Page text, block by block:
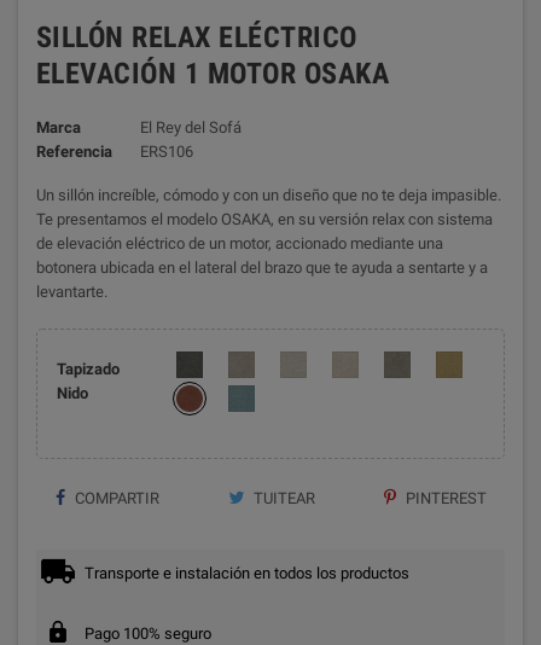
SILLÓN RELAX ELÉCTRICO
ELEVACIÓN 1 MOTOR OSAKA
Marca
El Rey del Sofá
Referencia
ERS106
Un sillón increíble, cómodo y con un diseño que no te deja impasible.
Te presentamos el modelo OSAKA, en su versión relax con sistema
de elevación eléctrico de un motor, accionado mediante una
botonera ubicada en el lateral del brazo que te ayuda a sentarte y a
levantarte.
Tapizado
Nido
COMPARTIR TUITEAR PINTEREST
Transporte e instalación en todos los productos
Pago 100% seguro